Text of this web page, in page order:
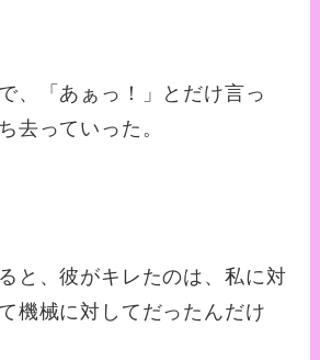
、「あぁっ！」とだけ言っ
去っていった。
と、彼がキレたのは、私に対
機械に対してだったんだけ